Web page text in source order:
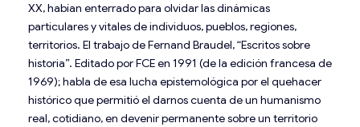
XX, habían enterrado para olvidar las dinámicas
particulares y vitales de individuos, pueblos, regiones,
territorios. El trabajo de Fernand Braudel, “Escritos sobre
historia”. Editado por FCE en 1991 (de la edición francesa de
1969); habla de esa lucha epistemológica por el quehacer
histórico que permitió el darnos cuenta de un humanismo
real, cotidiano, en devenir permanente sobre un territorio